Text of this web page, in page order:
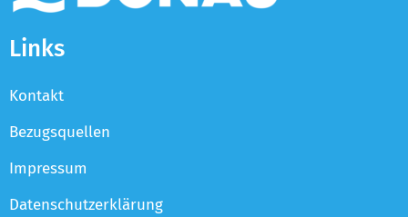
Links
Kontakt
Bezugsquellen
Impressum
Datenschutzerklärung